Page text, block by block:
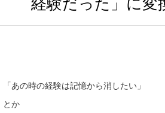
経験だった」に変
「あの時の経験は記憶から消したい」
とか